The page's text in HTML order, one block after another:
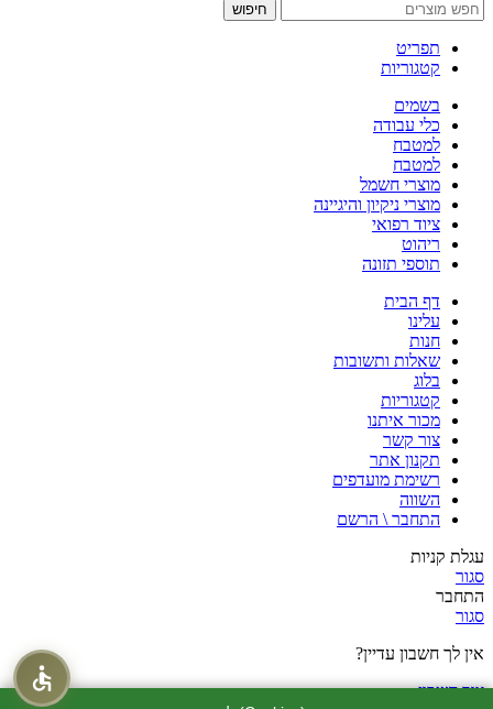
חיפוש
תפריט
קטגוריות
בשמים
כלי עבודה
למטבח
למטבח
מוצרי חשמל
מוצרי ניקיון והיגיינה
ציוד רפואי
ריהוט
תוספי תזונה
דף הבית
עלינו
חנות
שאלות ותשובות
בלוג
קטגוריות
מכור איתנו
צור קשר
תקנון אתר
רשימת מועדפים
השווה
התחבר \ הרשם
עגלת קניות
סגור
התחבר
סגור
אין לך חשבון עדיין?
צור חשבון